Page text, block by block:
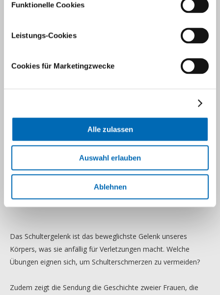
Funktionelle Cookies
Leistungs-Cookies
Cookies für Marketingzwecke
Alle zulassen
Auswahl erlauben
Ablehnen
Schulter: Wenn jede Bewegung zur Qual
Das Schultergelenk ist das beweglichste Gelenk unseres
Körpers, was sie anfällig für Verletzungen macht. Welche
Übungen eignen sich, um Schulterschmerzen zu vermeiden?
Zudem zeigt die Sendung die Geschichte zweier Frauen, die